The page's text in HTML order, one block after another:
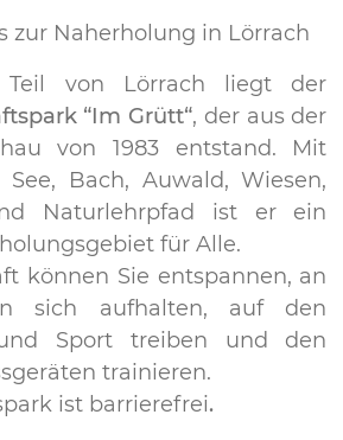
zur Naherholung in Lörrach
Teil von Lörrach liegt der
“Im Grütt“, der aus der
von 1983 entstand. Mit
Bach, Auwald, Wiesen,
Naturlehrpfad ist er ein
für Alle.
können Sie entspannen, an
sich aufhalten, auf den
Sport treiben und den
trainieren.
ist barrierefrei.